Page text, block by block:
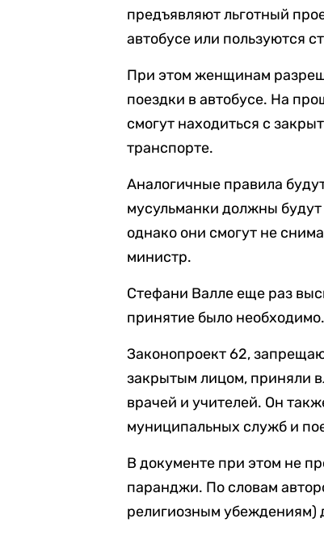
предъявляют льготный
автобусе или пользуются
При этом женщинам
поездки в автобусе. На
смогут находиться с
транспорте.
Аналогичные правила
мусульманки должны
однако они смогут не
министр.
Стефани Валле еще раз
принятие было необходимо.
Законопроект 62,
закрытым лицом, приняли
врачей и учителей. Он
муниципальных служб и
В документе при этом не
паранджи. По словам
религиозным убеждениям)